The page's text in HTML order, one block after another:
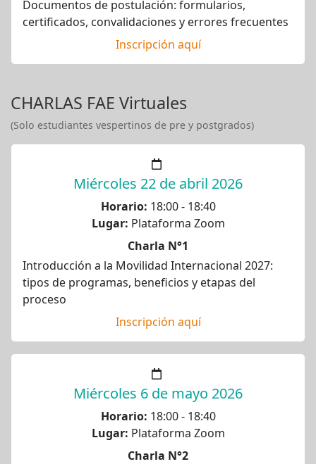
Documentos de postulación: formularios,
certificados, convalidaciones y errores frecuentes
Inscripción aquí
CHARLAS FAE Virtuales
(Solo estudiantes vespertinos de pre y postgrados)
Miércoles 22 de abril 2026
Horario: 18:00 - 18:40
Lugar: Plataforma Zoom
Charla N°1
Introducción a la Movilidad Internacional 2027:
tipos de programas, beneficios y etapas del
proceso
Inscripción aquí
Miércoles 6 de mayo 2026
Horario: 18:00 - 18:40
Lugar: Plataforma Zoom
Charla N°2